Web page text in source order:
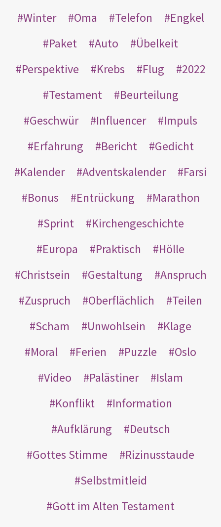
Winter
Oma Telefon
Engkel
Paket
Auto
Übelkeit
Perspektive
Krebs Flug
2022
Testament
Beurteilung
Geschwür
Influencer
Impuls
Erfahrung
Bericht
Gedicht
Kalender
Adventskalender
Farsi
Bonus
Entrückung
Marathon
Sprint
Kirchengeschichte
Europa
Praktisch
Hölle
Christsein
Gestaltung
Anspruch
Zuspruch
Oberflächlich
Teilen
Scham
Unwohlsein
Klage
Moral
Ferien Puzzle
Oslo
Video
Palästiner
Islam
Konflikt
Information
Aufklärung
Deutsch
Gottes Stimme
Rizinusstaude
Selbstmitleid
Gott im Alten Testament